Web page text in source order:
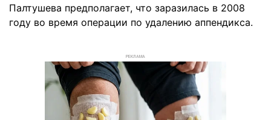
Палтушева предполагает, что заразилась в 2008
году во время операции по удалению аппендикса.
РЕКЛАМА